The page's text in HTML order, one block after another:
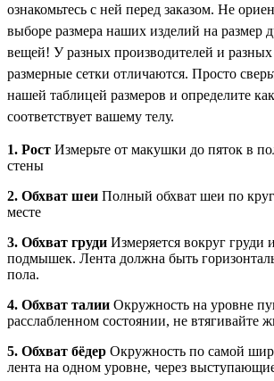
ознакомьтесь с ней перед заказом. Не
выборе размера наших изделий на размер
вещей! У разных производителей и разных
размерные сетки отличаются. Просто
нашей таблицей размеров и определите
соответствует вашему телу.
1. Рост Измерьте от макушки до пяток в
стены
2. Обхват шеи Полный обхват шеи по
месте
3. Обхват груди Измеряется вокруг груди
подмышек. Лента должна быть
пола.
4. Обхват талии Окружность на уровне
расслабленном состоянии, не втягивайте
5. Обхват бёдер Окружность по самой
лента на одном уровне, через